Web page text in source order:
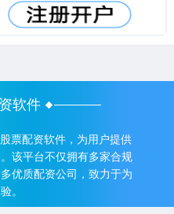
软件
票配资软件，为用户提供
该平台不仅拥有多家合规
优质配资公司，致力于为
。